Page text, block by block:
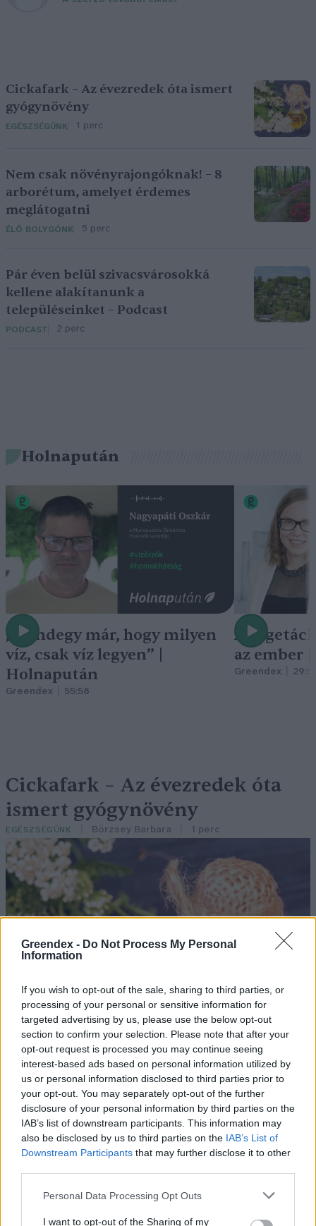
Greendex - Do Not Process My Personal
Information
If you wish to opt-out of the sale, sharing to third parties, or
processing of your personal or sensitive information for
targeted advertising by us, please use the below opt-out
section to confirm your selection. Please note that after your
opt-out request is processed you may continue seeing
interest-based ads based on personal information utilized by
us or personal information disclosed to third parties prior to
your opt-out. You may separately opt-out of the further
disclosure of your personal information by third parties on the
IAB’s list of downstream participants. This information may
also be disclosed by us to third parties on the IAB’s List of
Downstream Participants that may further disclose it to other
Personal Data Processing Opt Outs
I want to opt-out of the Sharing of my
Cickafark – Az évezredek óta ismert
gyógynövény
EGÉSZSÉGÜNK 1 perc
Nem csak növényrajongóknak! – 8
arborétum, amelyet érdemes
meglátogatni
ÉLŐ BOLYGÓNK 5 perc
Pár éven belül szivacsvárosokká
kellene alakítanunk a
településeinket – Podcast
PODCAST 2 perc
Holnapután
„Mindegy már, hogy milyen
víz, csak víz legyen” |
Holnapután
Greendex 55:58
A
az ember
Greendex
Cickafark – Az évezredek óta
ismert gyógynövény
EGÉSZSÉGÜNK Börzsey Barbara 1 perc
Ezt a növényt már az őskorban is ismerték, a népi gyógyászatban
pedig ma is számos betegség ellen használják.